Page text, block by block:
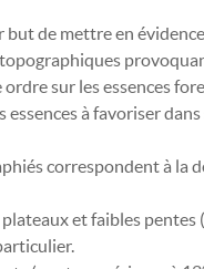
de mettre en
sur les essences
à favoriser
correspondent à la
et faibles pentes